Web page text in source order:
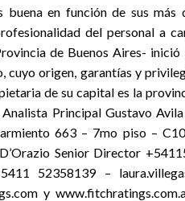
buena en función de sus
del personal a
de Buenos Aires-
cuyo origen, garantías y
de su capital es la
Principal Gustavo
663 – 7mo piso –
Senior Director
52358139 –
y